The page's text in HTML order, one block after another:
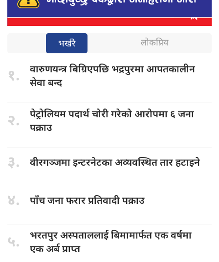
भर्खरै लोकप्रिय
१. वारुणयन्त्र बिग्रिएपछि भद्रपुरमा आपतकालीन
सेवा बन्द
२. पेट्रोलियम पदार्थचोरी गरेको आरोपमा ६ जना
पक्राउ
३. वीरगञ्जमा इन्टरनेटकाअव्यवस्थित तार हटाइने
४. पाँच जनाफरार प्रतिवादी पक्राउ
५. भरतपुर अस्पताललाईबिमामार्फत एक वर्षमा
एक अर्ब प्राप्त